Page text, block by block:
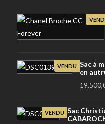
VENDU Sac à
en
VENDU Sac